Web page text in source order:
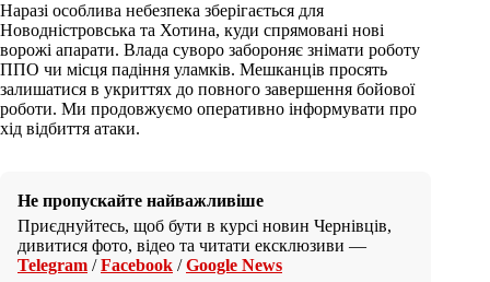
Наразі особлива небезпека зберігається для
Новодністровська та Хотина, куди спрямовані нові
ворожі апарати. Влада суворо забороняє знімати роботу
ППО чи місця падіння уламків. Мешканців просять
залишатися в укриттях до повного завершення бойової
роботи. Ми продовжуємо оперативно інформувати про
хід відбиття атаки.
Не пропускайте найважливіше
Приєднуйтесь, щоб бути в курсі новин Чернівців,
дивитися фото, відео та читати ексклюзиви —
Telegram /Facebook /Google News